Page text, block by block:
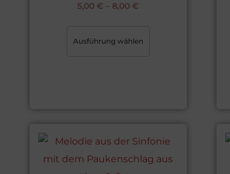
5,00 € – 8,00 €
Ausführung wählen